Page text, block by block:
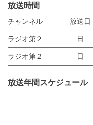
放送時間
チャンネル 放送日
ラジオ第２ 日
ラジオ第２ 日
放送年間スケジュール